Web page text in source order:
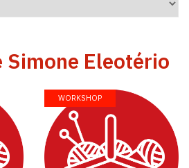
Simone Eleotério
WORKSHOP